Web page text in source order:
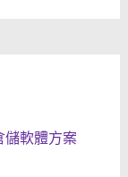
儲軟體方案